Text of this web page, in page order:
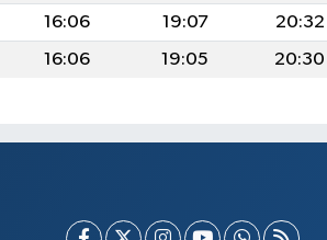
16:06 19:07
20:32
16:06 19:05 20:30